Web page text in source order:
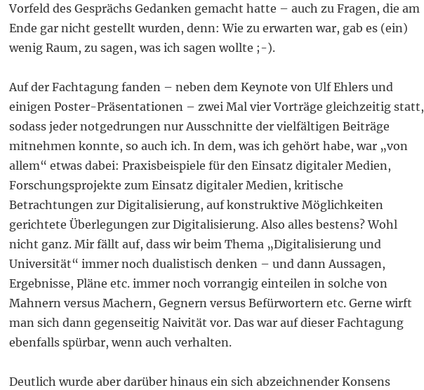
Vorfeld des Gesprächs Gedanken gemacht hatte – auch zu Fragen, die am
Ende gar nicht gestellt wurden, denn: Wie zu erwarten war, gab es (ein)
wenig Raum, zu sagen, was ich sagen wollte ;-).
Auf der Fachtagung fanden – neben dem Keynote von Ulf Ehlers und
einigen Poster-Präsentationen – zwei Mal vier Vorträge gleichzeitig statt,
sodass jeder notgedrungen nur Ausschnitte der vielfältigen Beiträge
mitnehmen konnte, so auch ich. In dem, was ich gehört habe, war „von
allem“ etwas dabei: Praxisbeispiele für den Einsatz digitaler Medien,
Forschungsprojekte zum Einsatz digitaler Medien, kritische
Betrachtungen zur Digitalisierung, auf konstruktive Möglichkeiten
gerichtete Überlegungen zur Digitalisierung. Also alles bestens? Wohl
nicht ganz. Mir fällt auf, dass wir beim Thema „Digitalisierung und
Universität“ immer noch dualistisch denken – und dann Aussagen,
Ergebnisse, Pläne etc. immer noch vorrangig einteilen in solche von
Mahnern versus Machern, Gegnern versus Befürwortern etc. Gerne wirft
man sich dann gegenseitig Naivität vor. Das war auf dieser Fachtagung
ebenfalls spürbar, wenn auch verhalten.
Deutlich wurde aber darüber hinaus ein sich abzeichnender Konsens